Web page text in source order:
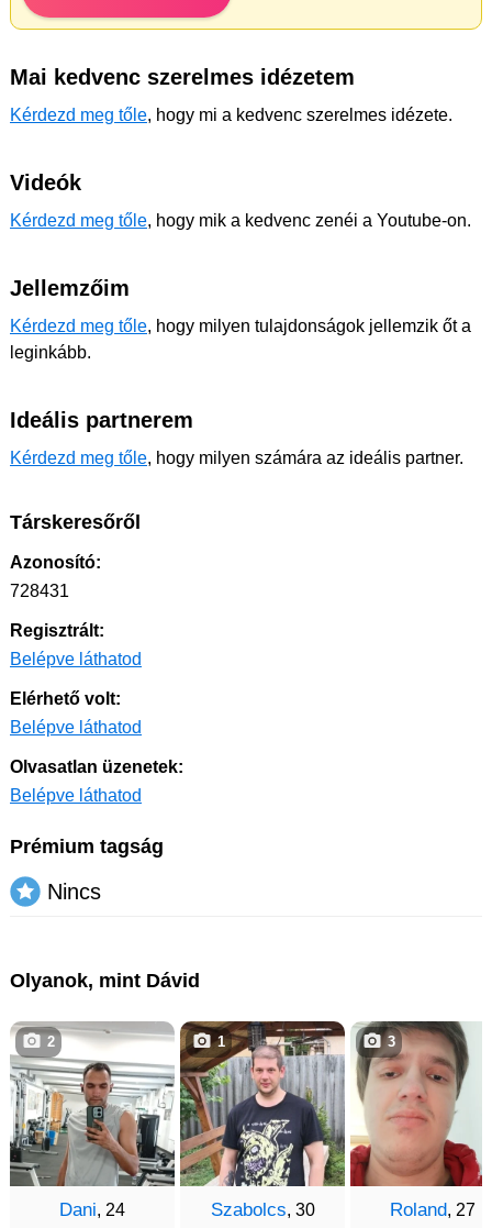
Mai kedvenc szerelmes idézetem
Kérdezd meg tőle, hogy mi a kedvenc szerelmes idézete.
Videók
Kérdezd meg tőle, hogy mik a kedvenc zenéi a Youtube-on.
Jellemzőim
Kérdezd meg tőle, hogy milyen tulajdonságok jellemzik őt a
leginkább.
Ideális partnerem
Kérdezd meg tőle, hogy milyen számára az ideális partner.
Társkeresőről
Azonosító:
728431
Regisztrált:
Belépve láthatod
Elérhető volt:
Belépve láthatod
Olvasatlan üzenetek:
Belépve láthatod
Prémium tagság
Nincs
Olyanok, mint Dávid
Dani, 24
2
Szabolcs, 30
1
Roland, 27
3